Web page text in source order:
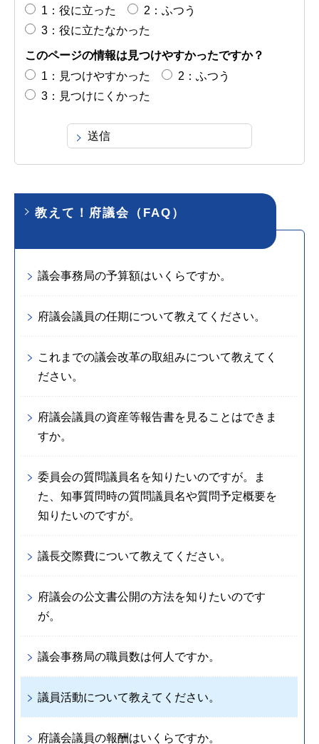
1：役に立った
2：ふつう
3：役に立たなかった
このページの情報は見つけやすかったですか？
1：見つけやすかった
2：ふつう
3：見つけにくかった
教えて！府議会（FAQ）
議会事務局の予算額はいくらですか。
府議会議員の任期について教えてください。
これまでの議会改革の取組みについて教えてく
ださい。
府議会議員の資産等報告書を見ることはできま
すか。
委員会の質問議員名を知りたいのですが。ま
た、知事質問時の質問議員名や質問予定概要を
知りたいのですが。
議長交際費について教えてください。
府議会の公文書公開の方法を知りたいのです
が。
議会事務局の職員数は何人ですか。
議員活動について教えてください。
府議会議員の報酬はいくらですか。